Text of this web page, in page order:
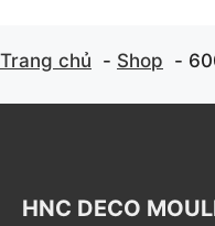
Trang chủ Shop
HNC DECO